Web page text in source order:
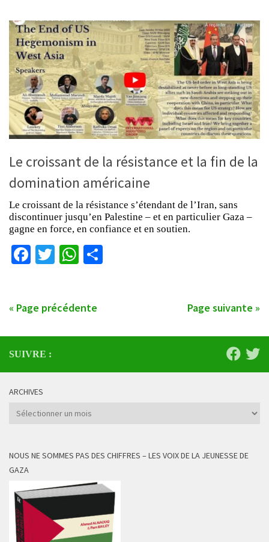
Le croissant de la résistance et la fin de la
domination américaine
Le croissant de la résistance s’étendant de l’Iran, sans
discontinuer jusqu’en Palestine – et en particulier Gaza –
gagne en force, en confiance et en soutien.
Facebook
TwitterWhatsApp
« Page précédente Page suivante »
SUIVRE :
ARCHIVES
Archives
NOUS NE SOMMES PAS DES CHIFFRES – LES VOIX DE LA JEUNESSE DE
GAZA